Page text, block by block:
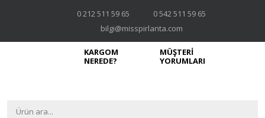
0 212 511 59 65
0 542 511 59 65
bilgi@misspirlanta.com
KARGOM
NEREDE?
MÜŞTERİ
YORUMLARI